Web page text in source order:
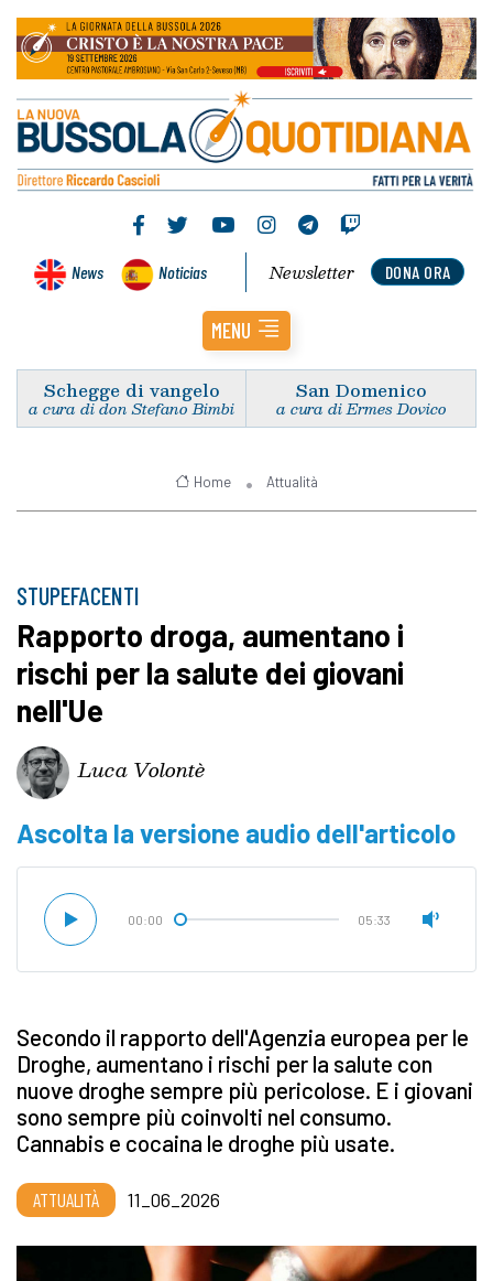
News Noticias DONA ORA
Newsletter
MENU
Schegge di vangelo
a cura di don Stefano Bimbi
San Domenico
a cura di Ermes Dovico
Home Attualità
STUPEFACENTI
Rapporto droga, aumentano i
rischi per la salute dei giovani
nell'Ue
Luca Volontè
Ascolta la versione audio dell'articolo
00:00 05:33
Secondo il rapporto dell'Agenzia europea per le
Droghe, aumentano i rischi per la salute con
nuove droghe sempre più pericolose. E i giovani
sono sempre più coinvolti nel consumo.
Cannabis e cocaina le droghe più usate.
ATTUALITÀ 11_06_2026